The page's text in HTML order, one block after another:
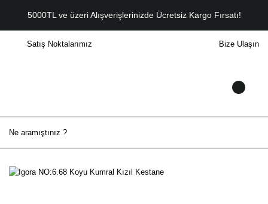
5000TL ve üzeri Alışverişlerinizde Ücretsiz Kargo Fırsatı!
Satış Noktalarımız Bize Ulaşın